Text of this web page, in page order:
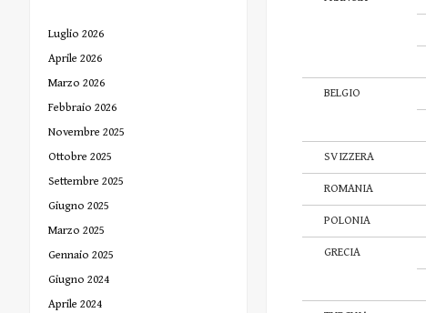
BELGIO
SVIZZERA
ROMANIA
POLONIA
GRECIA
Luglio 2026
Aprile 2026
Marzo 2026
Febbraio 2026
Novembre 2025
Ottobre 2025
Settembre 2025
Giugno 2025
Marzo 2025
Gennaio 2025
Giugno 2024
Aprile 2024